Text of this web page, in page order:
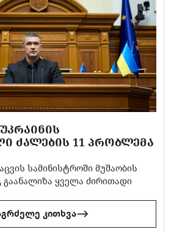
ᲫᲐᲚᲔᲑᲘᲡ 11 ᲞᲠᲝᲑᲚᲔᲛᲐ
სამინისტროში მუშაობის
გაანალიზა ყველა ძირითადი
კითხვა